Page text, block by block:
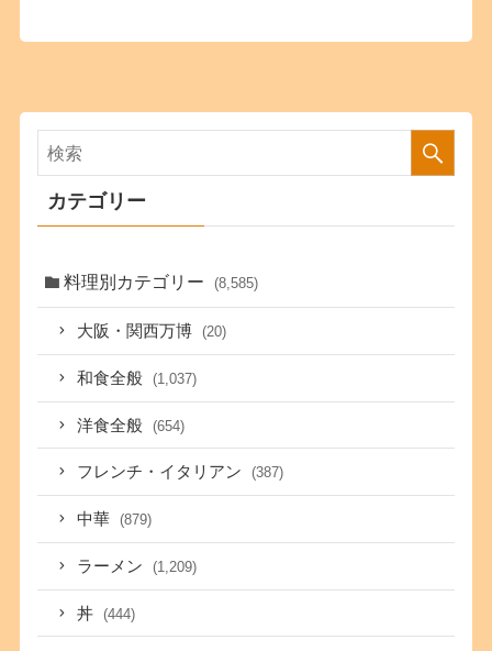
カテゴリー
料理別カテゴリー (8,585)
大阪・関西万博 (20)
和食全般 (1,037)
洋食全般 (654)
フレンチ・イタリアン (387)
中華 (879)
ラーメン (1,209)
丼 (444)